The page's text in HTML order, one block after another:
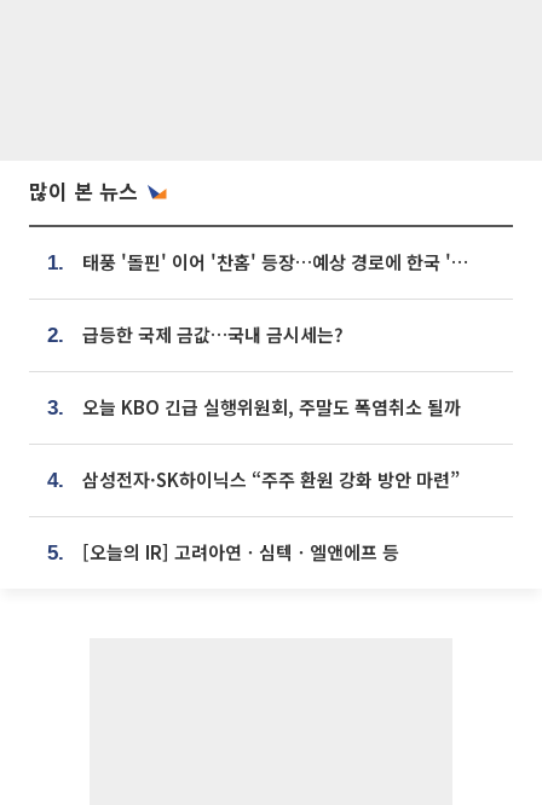
많이 본 뉴스
1. 태풍 '돌핀' 이어 '찬홈' 등장…예상 경로에 한국 '한숨'
2. 급등한 국제 금값…국내 금시세는?
3. 오늘 KBO 긴급 실행위원회, 주말도 폭염취소 될까
4. 삼성전자·SK하이닉스 “주주 환원 강화 방안 마련”
5. [오늘의 IR] 고려아연ㆍ심텍ㆍ엘앤에프 등